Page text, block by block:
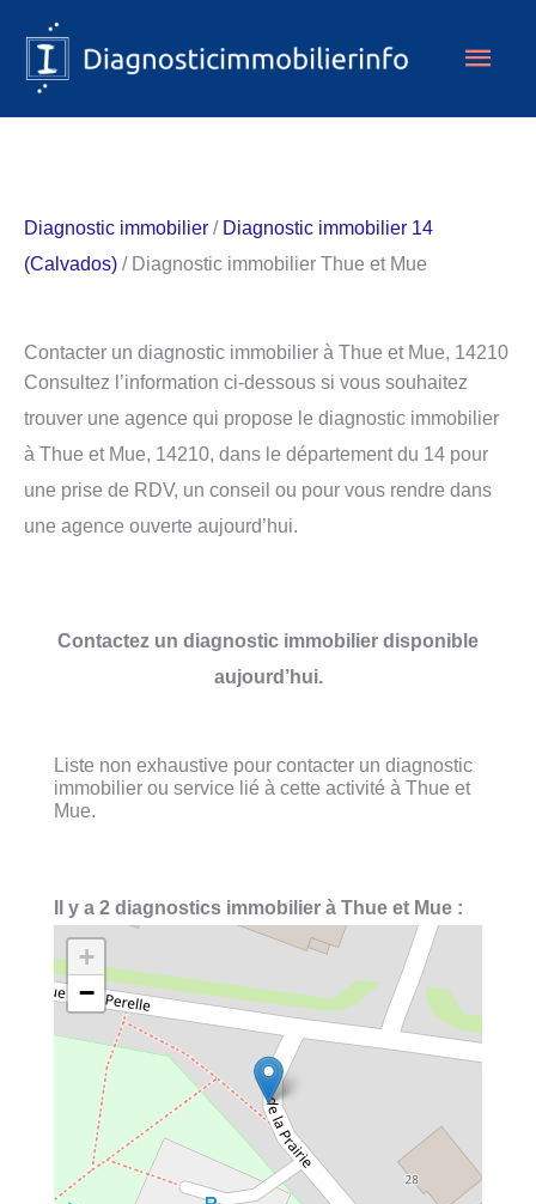
contenu
Diagnostic immobilier / Diagnostic immobilier 14
(Calvados) / Diagnostic immobilier Thue et Mue
Contacter un diagnostic immobilier à Thue et Mue, 14210
Consultez l’information ci-dessous si vous souhaitez
trouver une agence qui propose le diagnostic immobilier
à Thue et Mue, 14210, dans le département du 14 pour
une prise de RDV, un conseil ou pour vous rendre dans
une agence ouverte aujourd’hui.
Contactez un diagnostic immobilier disponible
aujourd’hui.
Liste non exhaustive pour contacter un diagnostic
immobilier ou service lié à cette activité à Thue et
Mue.
Il y a 2 diagnostics immobilier à Thue et Mue :
+
−